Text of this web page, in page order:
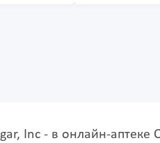
Inc - в онлайн-аптеке